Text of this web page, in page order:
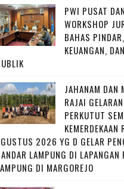
PWI PUSAT
WORKSHOP
BAHAS
KEUANGAN,
JAHANAM DAN
RAJAI
PERKUTUT
2026 YG D GELAR
LAMPUNG DI
DI MARGOREJO